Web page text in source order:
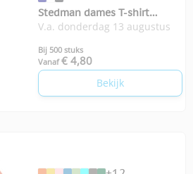
Stedman dames T-shirt
Megan
V.a. donderdag 13 augustus
Bij 500 stuks
Vanaf € 4,80
Bekijk